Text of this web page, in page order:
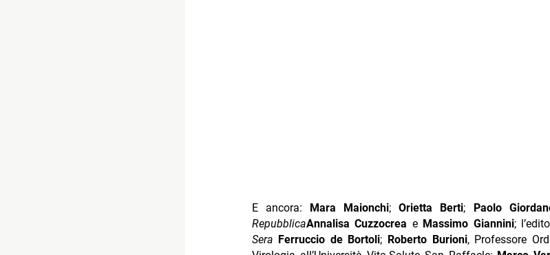
E ancora: Mara Maionchi;Orietta Berti; Paolo
RepubblicaAnnalisa Cuzzocrea eMassimo Giannini;
Sera Ferruccio de Bortoli; Roberto Burioni, Professore